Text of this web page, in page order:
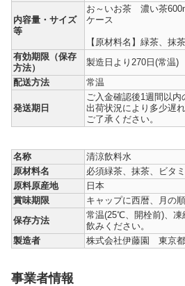
内容量・サイズ
等
お～いお茶 濃い茶
ケース
【原材料名】緑茶、抹
有効期限（保存
方法）
製造日より270日(常温)
配送方法
常温
発送期日
ご入金確認後1週間以
出荷状況により多少遅
ご了承ください。
名称
清涼飲料水
原材料名
必須緑茶、抹茶、ビタ
原料原産地
日本
賞味期限
キャップに西暦、月の
保存方法
常温(25℃、開栓前)、凍
飲みください。
製造者
株式会社伊藤園 東京
事業者情報